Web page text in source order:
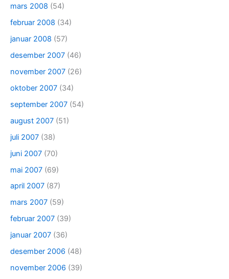
mars 2008 (54)
februar 2008 (34)
januar 2008 (57)
desember 2007 (46)
november 2007 (26)
oktober 2007 (34)
september 2007 (54)
august 2007 (51)
juli 2007 (38)
juni 2007 (70)
mai 2007 (69)
april 2007 (87)
mars 2007 (59)
februar 2007 (39)
januar 2007 (36)
desember 2006 (48)
november 2006 (39)